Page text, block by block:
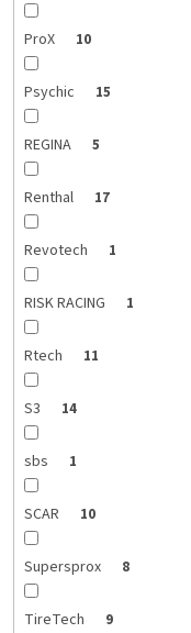
ProX 10
Psychic 15
REGINA 5
Renthal 17
Revotech 1
RISK RACING 1
Rtech 11
S3 14
sbs 1
SCAR 10
Supersprox 8
TireTech 9